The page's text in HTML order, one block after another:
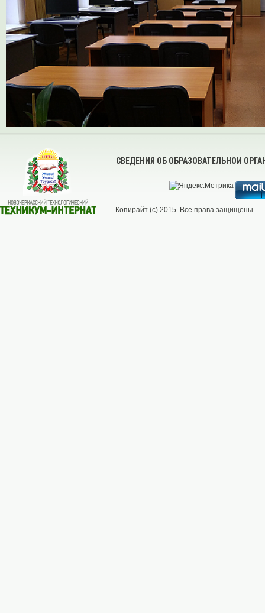
СВЕДЕНИЯ ОБ ОБРАЗОВАТЕЛЬНОЙ
Копирайт (с) 2015. Все права защищены